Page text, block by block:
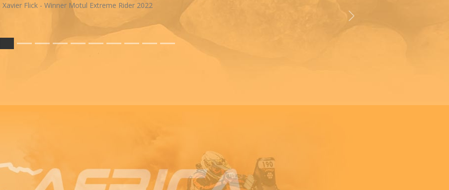
Xavier Flick - Winner Motul Extreme Rider 2022
Next